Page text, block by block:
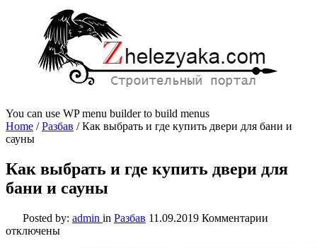
You can use WP menu builder to build menus
Home /Разбав /Как выбрать и где купить двери для бани и
сауны
Как выбрать и где купить двери для
бани и сауны
Posted by: admin in Разбав 11.09.2019 Комментарии
отключены